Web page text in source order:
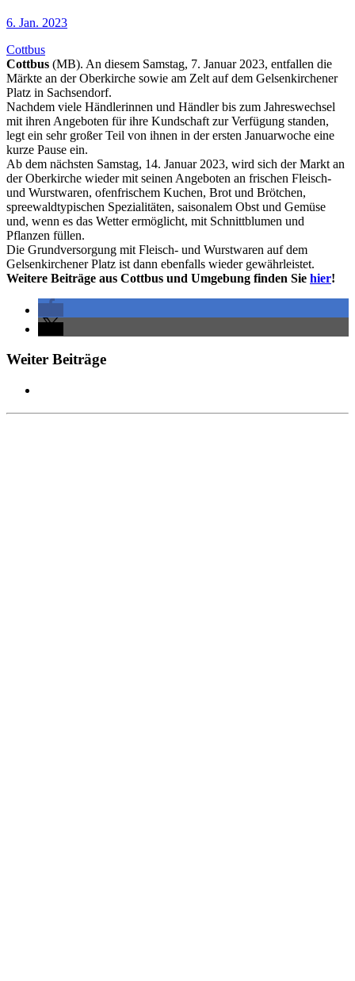
6. Jan. 2023
Cottbus
Cottbus (MB). An diesem Samstag, 7. Januar 2023, entfallen die
Märkte an der Oberkirche sowie am Zelt auf dem Gelsenkirchener
Platz in Sachsendorf.
Nachdem viele Händlerinnen und Händler bis zum Jahreswechsel
mit ihren Angeboten für ihre Kundschaft zur Verfügung standen,
legt ein sehr großer Teil von ihnen in der ersten Januarwoche eine
kurze Pause ein.
Ab dem nächsten Samstag, 14. Januar 2023, wird sich der Markt an
der Oberkirche wieder mit seinen Angeboten an frischen Fleisch-
und Wurstwaren, ofenfrischem Kuchen, Brot und Brötchen,
spreewaldtypischen Spezialitäten, saisonalem Obst und Gemüse
und, wenn es das Wetter ermöglicht, mit Schnittblumen und
Pflanzen füllen.
Die Grundversorgung mit Fleisch- und Wurstwaren auf dem
Gelsenkirchener Platz ist dann ebenfalls wieder gewährleistet.
Weitere Beiträge aus Cottbus und Umgebung finden Sie hier!
Weiter Beiträge